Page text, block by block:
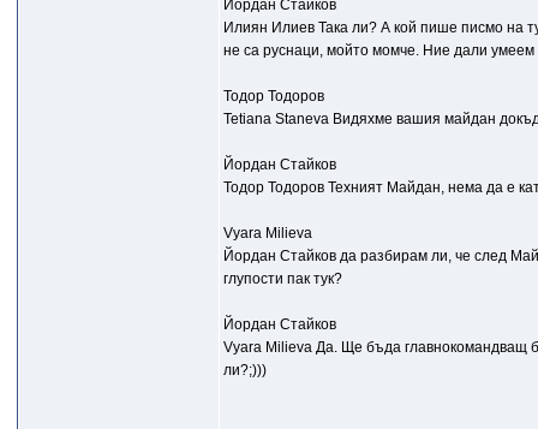
Йордан Стайков
Илиян Илиев Така ли? А кой пише писмо на
не са руснаци, мойто момче. Ние дали
Тодор Тодоров
Tetiana Staneva Видяхме вашия майдан
Йордан Стайков
Тодор Тодоров Техният Майдан, нема да е
Vyara Milieva
Йордан Стайков да разбирам ли, че след
глупости пак тук?
Йордан Стайков
Vyara Milieva Да. Ще бъда главнокомандващ
ли?;)))